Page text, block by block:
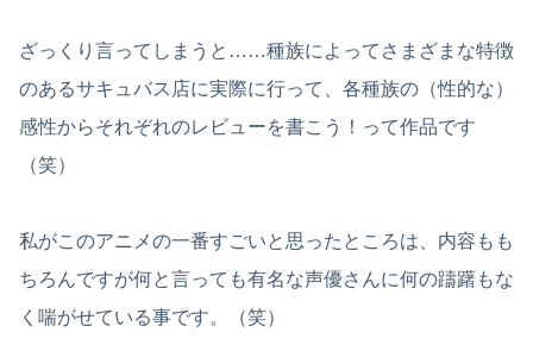
ざっくり言ってしまうと……種族によってさまざまな特徴
のあるサキュバス店に実際に行って、各種族の（性的な）
感性からそれぞれのレビューを書こう！って作品です
（笑）
私がこのアニメの一番すごいと思ったところは、内容もも
ちろんですが何と言っても有名な声優さんに何の躊躇もな
く喘がせている事です。（笑）